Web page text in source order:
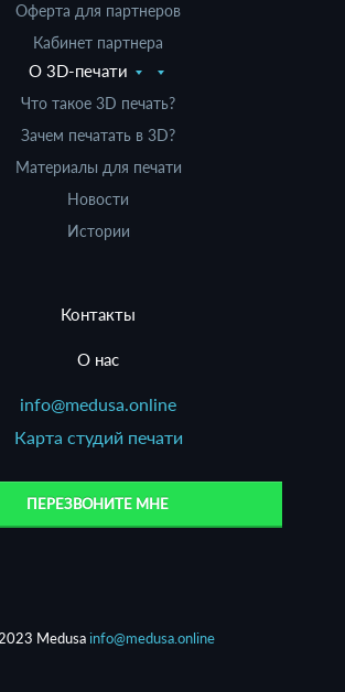
Оферта для партнеров
Кабинет партнера
О 3D-печати
Что такое 3D печать?
Зачем печатать в 3D?
Материалы для печати
Новости
Истории
Контакты
О нас
info@medusa.online
Карта студий печати
ПЕРЕЗВОНИТЕ МНЕ
Medusa info@medusa.online